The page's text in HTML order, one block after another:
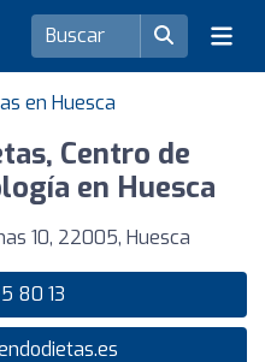
en Huesca
Centro de
en Huesca
10, 22005, Huesca
80 13